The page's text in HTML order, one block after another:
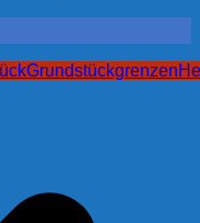
Grundstückgrenzen